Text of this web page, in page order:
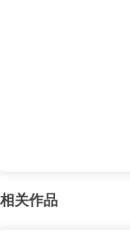
相关作品